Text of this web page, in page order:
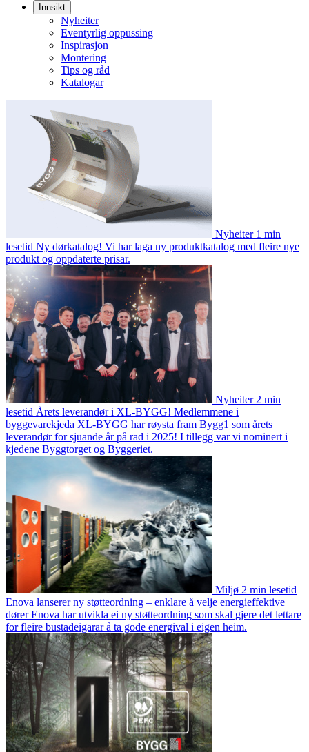
Innsikt
Nyheiter
Eventyrlig oppussing
Inspirasjon
Montering
Tips og råd
Katalogar
Nyheiter 1 min
lesetid Ny dørkatalog! Vi har laga ny produktkatalog med fleire nye
produkt og oppdaterte prisar.
Nyheiter 2 min
lesetid Årets leverandør i XL-BYGG! Medlemmene i
byggevarekjeda XL-BYGG har røysta fram Bygg1 som årets
leverandør for sjuande år på rad i 2025! I tillegg var vi nominert i
kjedene Byggtorget og Byggeriet.
Miljø 2 min lesetid
Enova lanserer ny støtteordning – enklare å velje energieffektive
dørerEnova har utvikla ei ny støtteordning som skal gjere det lettare
for fleire bustadeigarar å ta gode energival i eigen heim.